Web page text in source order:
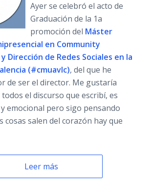
Ayer se celebró el acto de
Graduación de la 1a
promoción del Máster
en Community
Dirección de Redes Sociales en la
(#cmuavlc), del que he
de ser el director. Me gustaría
el discurso que escribí, es
emocional pero sigo pensando
cosas salen del corazón hay que
Leer más